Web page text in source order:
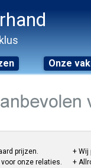
Onze
prijzen.
onze relaties.
+ Wij
+